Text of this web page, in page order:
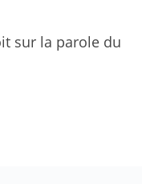
sur la parole du